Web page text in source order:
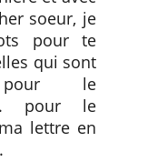
soeur, je
pour te
qui sont
le
pour le
lettre en